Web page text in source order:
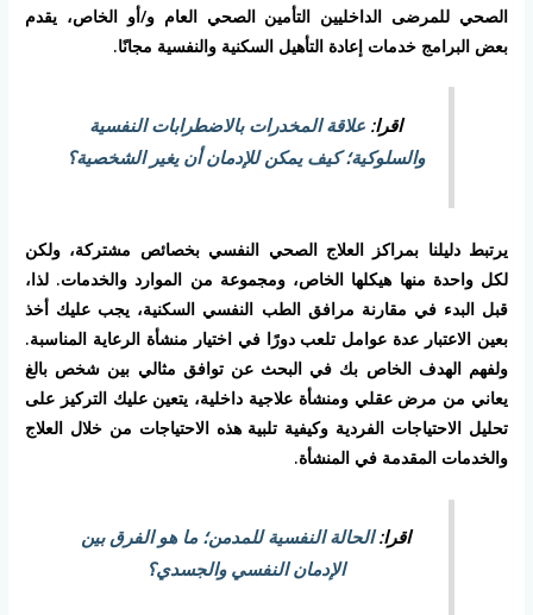
الصحي للمرضى الداخليين التأمين الصحي العام و/أو الخاص، يقدم
بعض البرامج خدمات إعادة التأهيل السكنية والنفسية مجانًا.
اقرا:علاقة المخدرات بالاضطرابات النفسية
والسلوكية؛ كيف يمكن للإدمان أن يغير الشخصية؟
يرتبط دليلنا بمراكز العلاج الصحي النفسي بخصائص مشتركة، ولكن
لكل واحدة منها هيكلها الخاص، ومجموعة من الموارد والخدمات. لذا،
قبل البدء في مقارنة مرافق الطب النفسي السكنية، يجب عليك أخذ
بعين الاعتبار عدة عوامل تلعب دورًا في اختيار منشأة الرعاية المناسبة.
ولفهم الهدف الخاص بك في البحث عن توافق مثالي بين شخص بالغ
يعاني من مرض عقلي ومنشأة علاجية داخلية، يتعين عليك التركيز على
تحليل الاحتياجات الفردية وكيفية تلبية هذه الاحتياجات من خلال العلاج
والخدمات المقدمة في المنشأة.
اقرا:الحالة النفسية للمدمن؛ ما هو الفرق بين
الإدمان النفسي والجسدي؟